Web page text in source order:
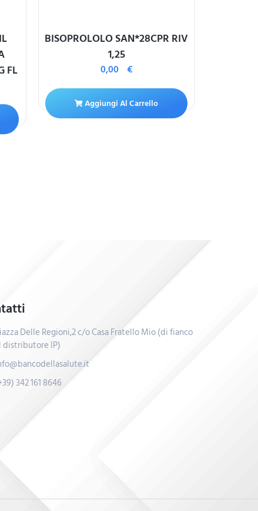
FL
BISOPROLOLO SAN*28CPR RIV
1,25
0,00 €
Aggiungi Al Carrello
Delle Regioni,2 c/o Casa Fratello Mio (di fianco
distributore IP)
342 161 8646